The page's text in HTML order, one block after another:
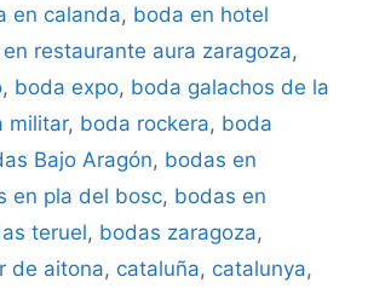
en calanda, boda en hotel
restaurante aura zaragoza,
, boda expo, boda galachos de la
militar, boda rockera, boda
Bajo Aragón, bodas en
en pla del bosc, bodas en
teruel, bodas zaragoza,
de aitona, cataluña, catalunya,